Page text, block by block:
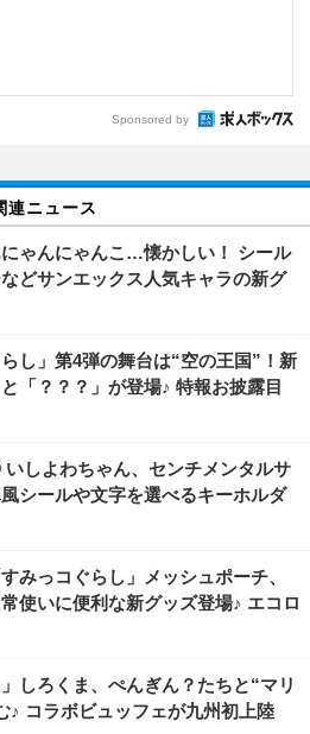
Sponsored by
連ニュース
ゃんにゃんこ…懐かしい！ シール
どサンエックス人気キャラの新グ
らし」第4弾の舞台は“空の王国”！新
「？？？」が登場♪ 特報お披露目
しよわちゃん、センチメンタルサ
シールや文字を選べるキーホルダ
みっコぐらし」メッシュポーチ、
使いに便利な新グッズ登場♪ エコロ
」しろくま、ぺんぎん？たちと“マリ
♪ コラボビュッフェが九州初上陸